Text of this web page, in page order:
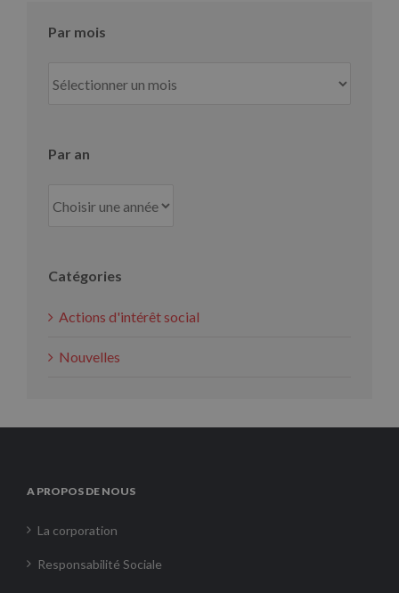
Par mois
mois
Par an
Catégories
Actions d'intérêt social
Nouvelles
A PROPOS DE NOUS
La corporation
Responsabilité Sociale